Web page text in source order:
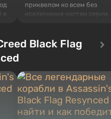
в
приквелом ко всем без
исключения частям серии.
Оно же, по задумке
Vault-Tec, должно
Место действия Fallout...
Black Flag